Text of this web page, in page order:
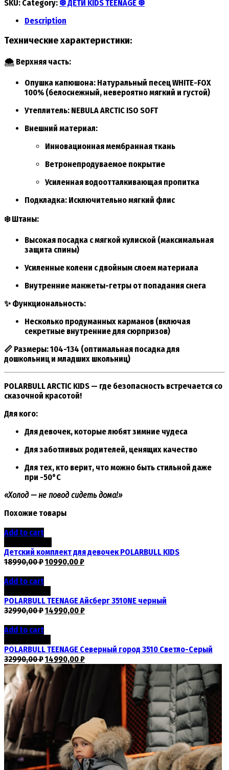
COLD)
Фиолетовый
SKU: Category: ❆ ДЕТИ KIDS TEENAGE ❆
Description
Технические характеристики:
🌨 Верхняя часть:
Опушка капюшона: Натуральный песецWHITE-FOX
100% (белоснежный, невероятно мягкий и густой)
Утеплитель: NEBULA ARCTIC ISO SOFT
Внешний материал:
Инновационнаямембранная ткань
Ветронепродуваемое покрытие
Усиленная водоотталкивающая пропитка
Подкладка: Исключительно мягкий флис
❄️ Штаны:
Высокая посадка с мягкой кулиской (максимальная
защита спины)
Усиленные колени с двойным слоем материала
Внутренние манжеты-гетры от попадания снега
✨ Функциональность:
Несколько продуманных карманов (включая
секретные внутренние для сюрпризов)
📏 Размеры:104-134 (оптимальная посадка для
дошкольниц и младших школьниц)
POLARBULL ARCTIC KIDS — где безопасность встречается со
сказочной красотой!
Для кого:
Для девочек, которые любят зимние чудеса
Для заботливых родителей, ценящих качество
Для тех, кто верит, что можно быть стильной даже
при -50°C
«Холод — не повод сидеть дома!»
Похожие товары
Add to cart
Детский комплект для девочек POLARBULL KIDS
18990,00₽10990,00₽
Add to cart
POLARBULL TEENAGE Айсберг 3510NE черный
32990,00₽14990,00₽
Add to cart
POLARBULL TEENAGE Северный город 3510 Светло-Серый
32990,00₽14990,00₽